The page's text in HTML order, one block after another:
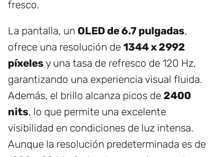
fresco.
La pantalla, un OLED de 6.7 pulgadas,
ofrece una resolución de 1344 x 2992
píxeles y una tasa de refresco de 120 Hz,
garantizando una experiencia visual fluida.
Además, el brillo alcanza picos de 2400
nits, lo que permite una excelente
visibilidad en condiciones de luz intensa.
Aunque la resolución predeterminada es de